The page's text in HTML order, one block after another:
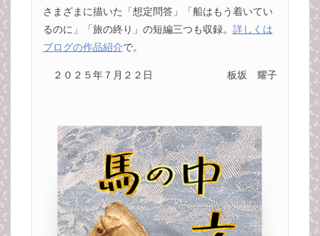
さまざまに描いた「想定問答」「船はもう着いてい
るのに」「旅の終り」の短編三つも収録。 詳しくは
ブログの作品紹介で。
２０２５年７月２２日 板坂 耀子